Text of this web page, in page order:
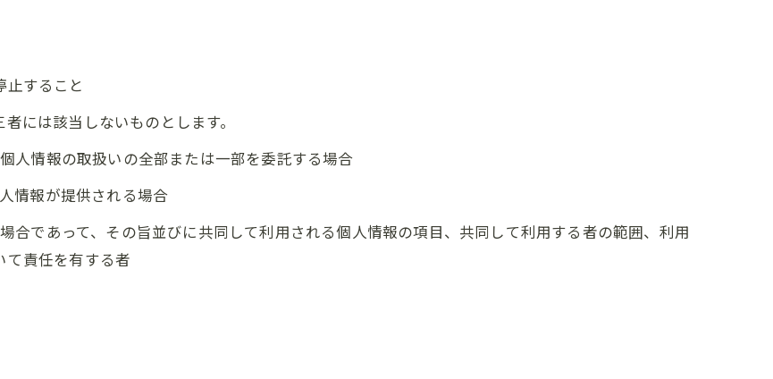
すること
には該当しないものとします。
人情報の取扱いの全部または一部を委託する場合
情報が提供される場合
合であって、その旨並びに共同して利用される個人情報の項目、共同して利用する者の範囲、利用
て責任を有する者